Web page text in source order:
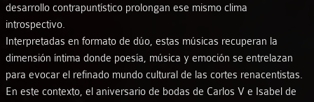
desarrollo contrapuntístico prolongan ese mismo clima
introspectivo.
Interpretadas en formato de dúo, estas músicas recuperan la
dimensión íntima donde poesía, música y emoción se entrelazan
para evocar el refinado mundo cultural de las cortes renacentistas.
En este contexto, el aniversario de bodas de Carlos V e Isabel de